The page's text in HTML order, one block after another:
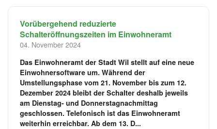
Vorübergehend reduzierte
Schalteröffnungszeiten im Einwohneramt
04. November 2024
Das Einwohneramt der Stadt Wil stellt auf eine neue
Einwohnersoftware um. Während der
Umstellungsphase vom 21. November bis zum 12.
Dezember 2024 bleibt der Schalter deshalb jeweils
am Dienstag- und Donnerstagnachmittag
geschlossen. Telefonisch ist das Einwohneramt
weiterhin erreichbar. Ab dem 13. D...